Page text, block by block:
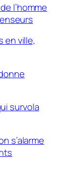
l’homme
en ville,
survola
s’alarme